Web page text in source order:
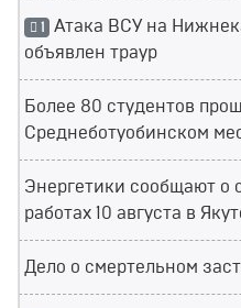
1 Атака ВСУ на
объявлен траур
Более 80 студентов
Среднеботуобинском
Энергетики сообщают о
работах 10 августа в
Дело о смертельном